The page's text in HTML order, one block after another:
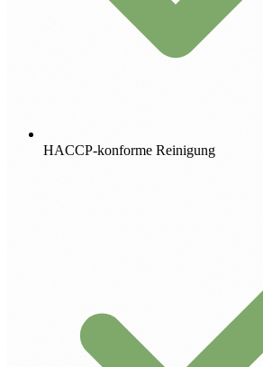
HACCP-konforme Reinigung